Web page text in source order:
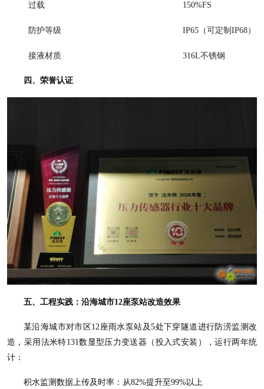
过载 150%FS
防护等级 IP65（可定制IP68）
接液材质 316L不锈钢
四、荣誉认证
五、工程实践：沿海城市12座泵站改造效果
某沿海城市对市区 12座雨水泵站及5处下穿隧道进行防涝监测改
造，采用法米特131数显型压力变送器（投入式安装），运行两年统
计：
积水监测数据上传及时率：从82%提升至99%以上